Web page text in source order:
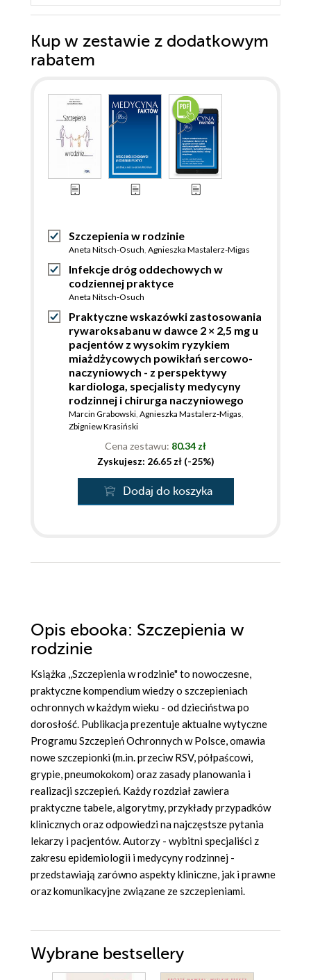
Kup w zestawie z dodatkowym
rabatem
Szczepienia w rodzinie
Aneta Nitsch-Osuch, Agnieszka Mastalerz-Migas
Infekcje dróg oddechowych w
codziennej praktyce
Aneta Nitsch-Osuch
Praktyczne wskazówki zastosowania
rywaroksabanu w dawce 2 × 2,5 mg u
pacjentów z wysokim ryzykiem
miażdżycowych powikłań sercowo-
naczyniowych - z perspektywy
kardiologa, specjalisty medycyny
rodzinnej i chirurga naczyniowego
Marcin Grabowski, Agnieszka Mastalerz-Migas,
Zbigniew Krasiński
Cena zestawu: 80.34 zł
Zyskujesz: 26.65 zł (-25%)
Dodaj do koszyka
Opis ebooka: Szczepienia w
rodzinie
Książka ,,Szczepienia w rodzinie" to nowoczesne,
praktyczne kompendium wiedzy o szczepieniach
ochronnych w każdym wieku - od dzieciństwa po
dorosłość. Publikacja prezentuje aktualne wytyczne
Programu Szczepień Ochronnych w Polsce, omawia
nowe szczepionki (m.in. przeciw RSV, półpaścowi,
grypie, pneumokokom) oraz zasady planowania i
realizacji szczepień. Każdy rozdział zawiera
praktyczne tabele, algorytmy, przykłady przypadków
klinicznych oraz odpowiedzi na najczęstsze pytania
lekarzy i pacjentów. Autorzy - wybitni specjaliści z
zakresu epidemiologii i medycyny rodzinnej -
przedstawiają zarówno aspekty kliniczne, jak i prawne
oraz komunikacyjne związane ze szczepieniami.
Wybrane bestsellery